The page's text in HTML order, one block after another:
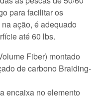
para facilitar os
ação, é adequado
até 60 lbs.
Fiber) montado
de carbono Braiding-
encaixa no elemento